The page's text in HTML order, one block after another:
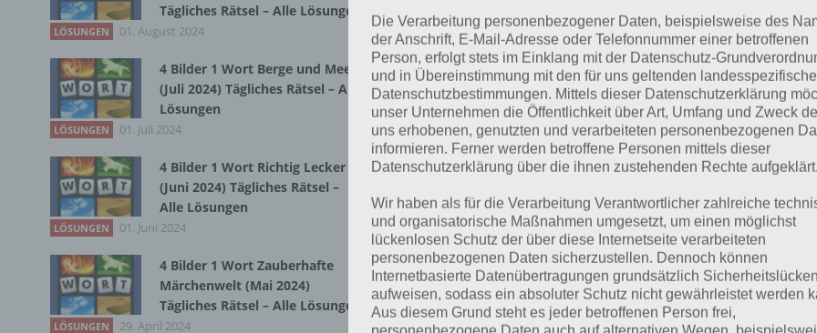
Tägliches Rätsel:Zur Lösung vom 28.6.2024
Rätsel aus dem Jahr 2023:Schau mal, was vor einem Jahr,
gesucht war
Zur Übersicht:4 Bilder 1 Wort Lösungen zu Richtig Lecker
Tägliches Rätsel – Alle Lösungen
LÖSUNGEN 01. August 2024
4 Bilder 1 Wort Berge und Meer
(Juli 2024) Tägliches Rätsel – Alle
Lösungen
LÖSUNGEN 01. Juli 2024
4 Bilder 1 Wort Richtig Lecker
(Juni 2024) Tägliches Rätsel –
Alle Lösungen
LÖSUNGEN 01. Juni 2024
4 Bilder 1 Wort Zauberhafte
Märchenwelt (Mai 2024)
Tägliches Rätsel – Alle Lösungen
LÖSUNGEN 29. April 2024
Die Verarbeitung personenbezogener Daten, beispielsweise des
der Anschrift, E-Mail-Adresse oder Telefonnummer einer betroffenen
Person, erfolgt stets im Einklang mit der Datenschutz-
und in Übereinstimmung mit den für uns geltenden
Datenschutzbestimmungen. Mittels dieser Datenschutzerklärung
unser Unternehmen die Öffentlichkeit über Art, Umfang und Zweck
uns erhobenen, genutzten und verarbeiteten personenbezogenen
informieren. Ferner werden betroffene Personen mittels dieser
Datenschutzerklärung über die ihnen zustehenden Rechte aufgeklärt.
Wir haben als für die Verarbeitung Verantwortlicher zahlreiche
und organisatorische Maßnahmen umgesetzt, um einen möglichst
lückenlosen Schutz der über diese Internetseite verarbeiteten
personenbezogenen Daten sicherzustellen. Dennoch können
Internetbasierte Datenübertragungen grundsätzlich Sicherheitslücken
aufweisen, sodass ein absoluter Schutz nicht gewährleistet werden
Aus diesem Grund steht es jeder betroffenen Person frei,